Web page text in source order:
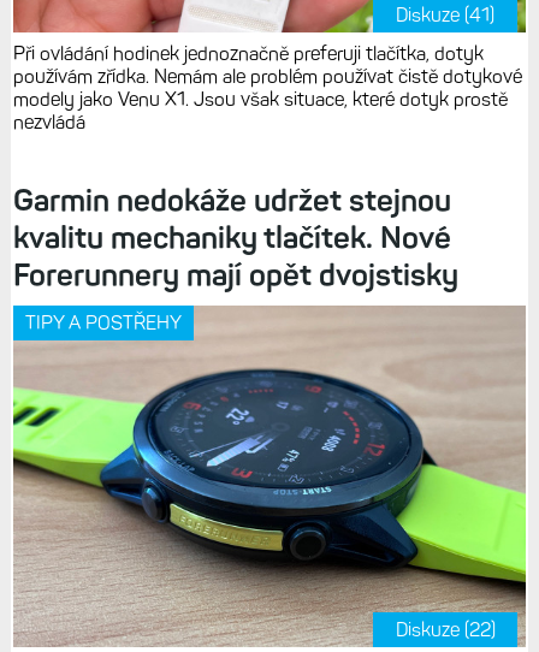
Diskuze (41)
Při ovládání hodinek jednoznačně preferuji tlačítka, dotyk
používám zřídka. Nemám ale problém používat čistě dotykové
modely jako Venu X1. Jsou však situace, které dotyk prostě
nezvládá
Garmin nedokáže udržet stejnou
kvalitu mechaniky tlačítek. Nové
Forerunnery mají opět dvojstisky
TIPY A POSTŘEHY
Diskuze (22)